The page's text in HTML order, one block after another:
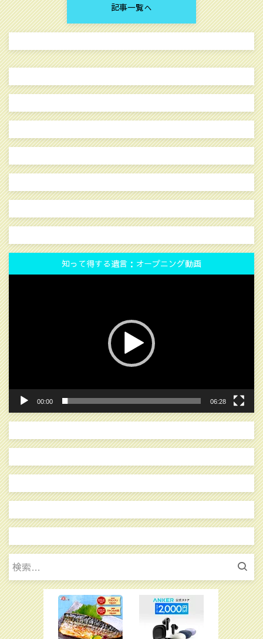
記事一覧へ
知って得する遺言：オープニング動画
動
画
プ
レ
ー
ヤ
ー
00:00 06:28
検
索: